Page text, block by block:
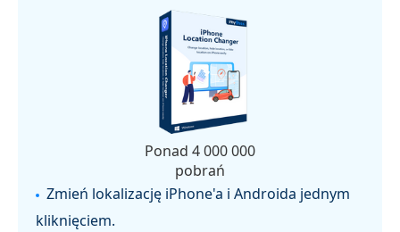
Ponad 4 000 000
pobrań
Zmień lokalizację iPhone'a i Androida jednym
kliknięciem.